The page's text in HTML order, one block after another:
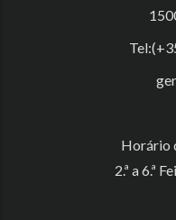
Horário
2.ª a 6.ª